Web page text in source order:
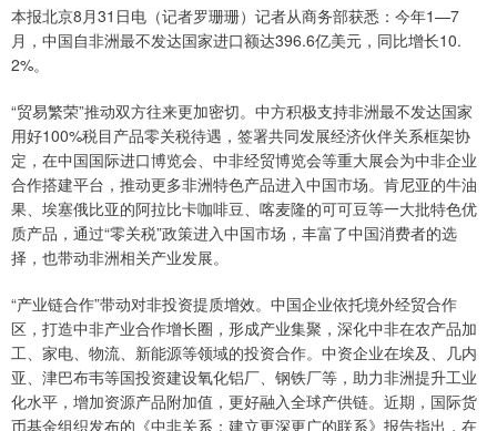
本报北京8月31日电（记者罗珊珊）记者从商务部获悉：今年1—7
月，中国自非洲最不发达国家进口额达396.6亿美元，同比增长10.
2%。
“贸易繁荣”推动双方往来更加密切。中方积极支持非洲最不发达国家
用好100%税目产品零关税待遇，签署共同发展经济伙伴关系框架协
定，在中国国际进口博览会、中非经贸博览会等重大展会为中非企业
合作搭建平台，推动更多非洲特色产品进入中国市场。肯尼亚的牛油
果、埃塞俄比亚的阿拉比卡咖啡豆、喀麦隆的可可豆等一大批特色优
质产品，通过“零关税”政策进入中国市场，丰富了中国消费者的选
择，也带动非洲相关产业发展。
“产业链合作”带动对非投资提质增效。中国企业依托境外经贸合作
区，打造中非产业合作增长圈，形成产业集聚，深化中非在农产品加
工、家电、物流、新能源等领域的投资合作。中资企业在埃及、几内
亚、津巴布韦等国投资建设氧化铝厂、钢铁厂等，助力非洲提升工业
化水平，增加资源产品附加值，更好融入全球产供链。近期，国际货
币基金组织发布的《中非关系：建立更深更广的联系》报告指出，在